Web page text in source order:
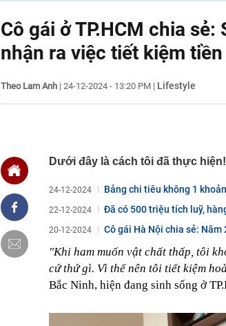
05:55
Người mua nhà
05:46
Sếp bất động sản:
nhiều lần hưng
Phát hiện bất
xét nhiều căn hộ
Chứng khoán khó
thành cổ đông lớn
nhất biên cương”
trekking
giường bệnh, vừa
00:05
56 mã chứng
00:03
Một doanh nghiệp
năm 2026, lợi
Chứng khoán
ngay trong tháng 8
Cô gái ở TP.HCM chia
nhận ra việc tiết kiệm
Theo Lam Anh | 24-12-2024 - 13:20 PM | Lifestyle
Dưới đây là cách tôi đã thực hiện!
24-12-2024 Bảng chi tiêu không 1
22-12-2024 Đã có 500 triệu tích luỹ,
20-12-2024 Cô gái Hà Nội chia sẻ:
"Khi ham muốn vật chất thấp, tôi
cứ thứ gì. Vì thế nên tôi tiết kiệm
Bắc Ninh, hiện đang sinh sống ở